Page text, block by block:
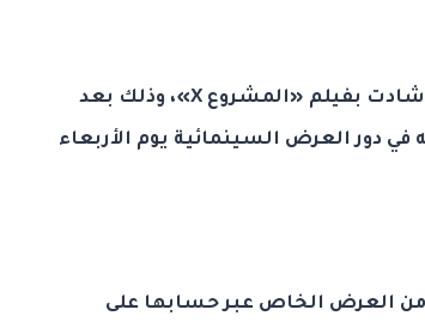
والجدير بالذكر أن الفنانة إلهام، كانت قد أشادت بفيلم «المشروع X»، وذلك بعد
دور العرض السينمائية يوم الأربعاء
العرض الخاص عبر حسابها على